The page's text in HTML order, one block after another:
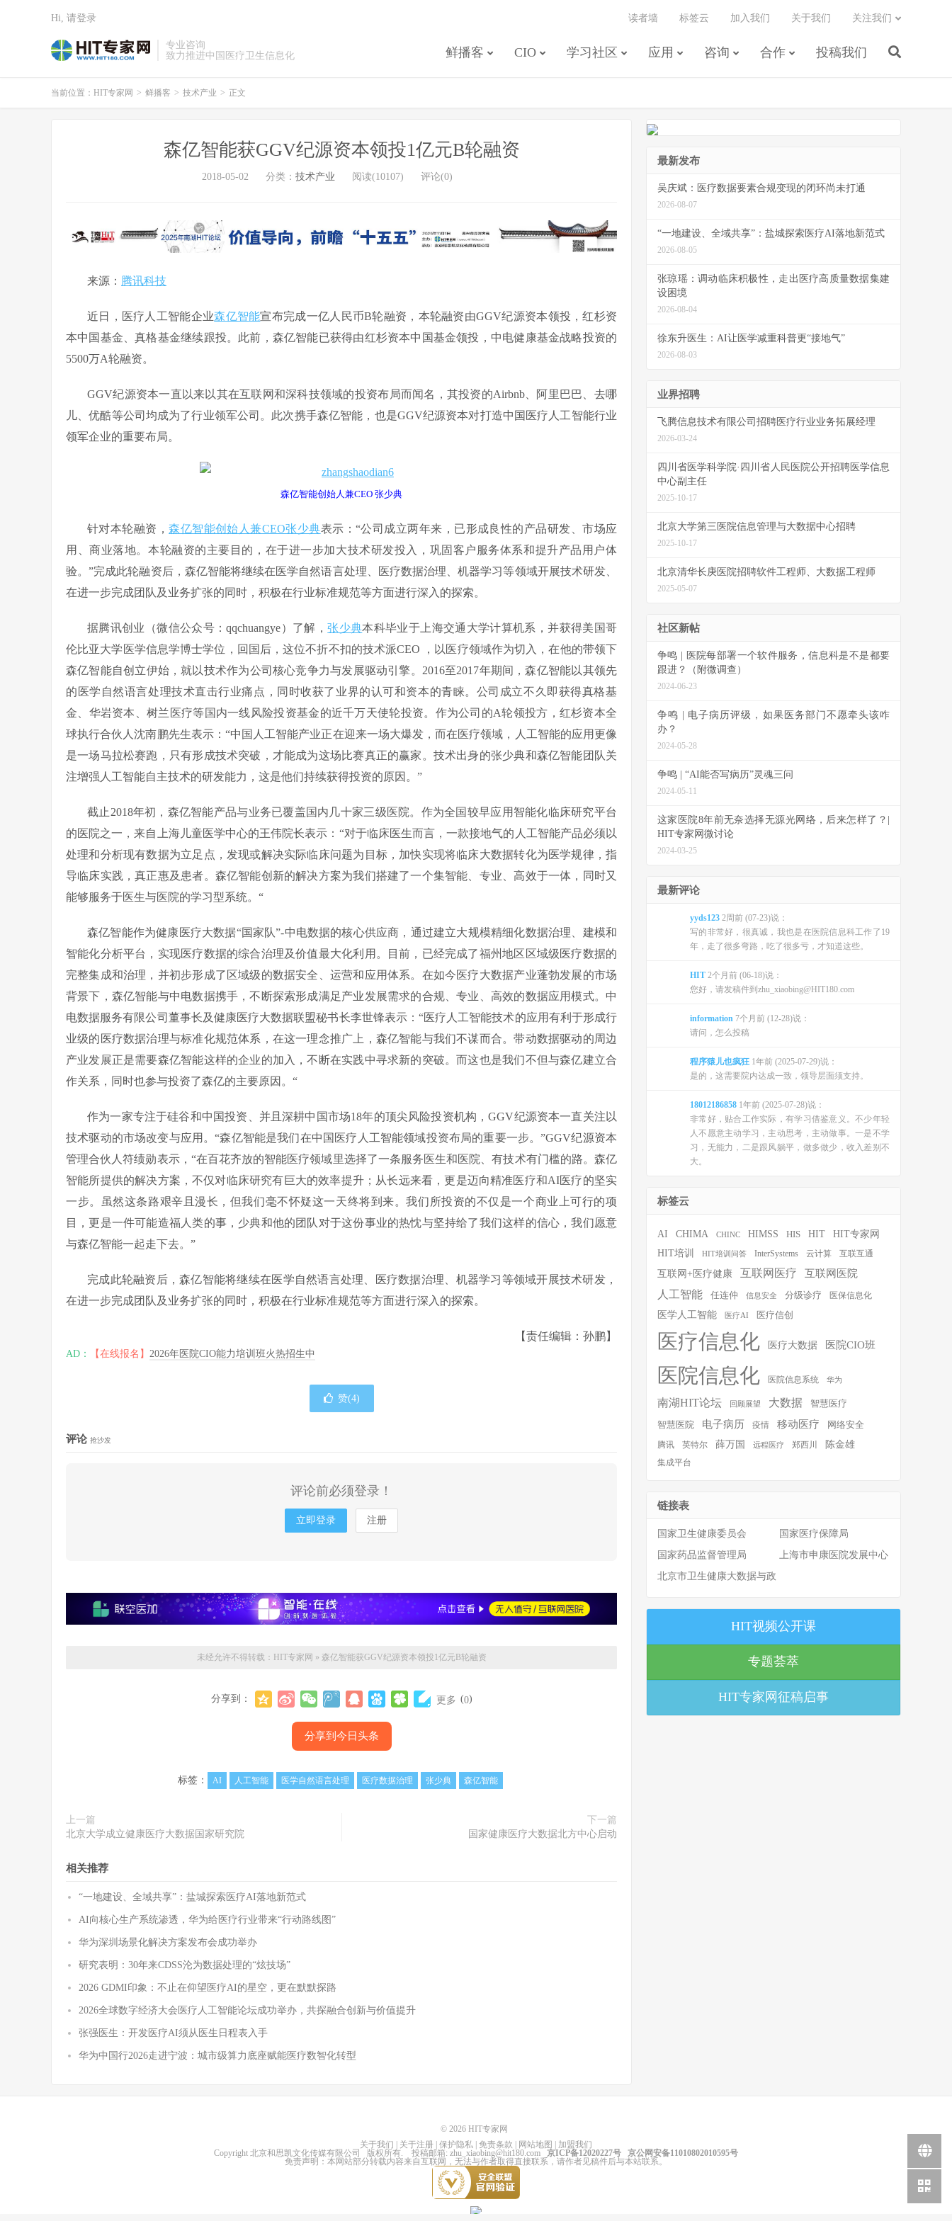
专业咨询
致力推进中国医疗卫生信息化
鲜播客 CIO 学习社区 应用 咨询 合作 投稿我们
读者墙 标签云 加入我们 关于我们 关注我们
Hi, 请登录
当前位置： HIT专家网 > 鲜播客 > 技术产业 > 正文
森亿智能获GGV纪源资本领投1亿元B轮融资
2018-05-02 分类： 技术产业 阅读(10107) 评论(0)
来源： 腾讯科技
近日，医疗人工智能企业森亿智能宣布完成一亿人民币B轮融资，本轮融资由GGV纪源资本领投，红杉资
本中国基金、真格基金继续跟投。此前，森亿智能已获得由红杉资本中国基金领投，中电健康基金战略投资的
5500万A轮融资。
GGV纪源资本一直以来以其在互联网和深科技领域的投资布局而闻名，其投资的Airbnb、阿里巴巴、去哪
儿、优酷等公司均成为了行业领军公司。此次携手森亿智能，也是GGV纪源资本对打造中国医疗人工智能行业
领军企业的重要布局。
森亿智能创始人兼CEO 张少典
针对本轮融资，森亿智能创始人兼CEO张少典表示：“公司成立两年来，已形成良性的产品研发、市场应
用、商业落地。本轮融资的主要目的，在于进一步加大技术研发投入，巩固客户服务体系和提升产品用户体
验。”完成此轮融资后，森亿智能将继续在医学自然语言处理、医疗数据治理、机器学习等领域开展技术研发、
在进一步完成团队及业务扩张的同时，积极在行业标准规范等方面进行深入的探索。
据腾讯创业（微信公众号：qqchuangye）了解，张少典本科毕业于上海交通大学计算机系，并获得美国哥
伦比亚大学医学信息学博士学位，回国后，这位不折不扣的技术派CEO ，以医疗领域作为切入，在他的带领下
森亿智能自创立伊始，就以技术作为公司核心竞争力与发展驱动引擎。2016至2017年期间，森亿智能以其领先
的医学自然语言处理技术直击行业痛点，同时收获了业界的认可和资本的青睐。公司成立不久即获得真格基
金、华岩资本、树兰医疗等国内一线风险投资基金的近千万天使轮投资。作为公司的A轮领投方，红杉资本全
球执行合伙人沈南鹏先生表示：“中国人工智能产业正在迎来一场大爆发，而在医疗领域，人工智能的应用更像
是一场马拉松赛跑，只有形成技术突破，才能成为这场比赛真正的赢家。技术出身的张少典和森亿智能团队关
注增强人工智能自主技术的研发能力，这是他们持续获得投资的原因。”
截止2018年初，森亿智能产品与业务已覆盖国内几十家三级医院。作为全国较早应用智能化临床研究平台
的医院之一，来自上海儿童医学中心的王伟院长表示：“对于临床医生而言，一款接地气的人工智能产品必须以
处理和分析现有数据为立足点，发现或解决实际临床问题为目标，加快实现将临床大数据转化为医学规律，指
导临床实践，真正惠及患者。森亿智能创新的解决方案为我们搭建了一个集智能、专业、高效于一体，同时又
能够服务于医生与医院的学习型系统。“
森亿智能作为健康医疗大数据“国家队”-中电数据的核心供应商，通过建立大规模精细化数据治理、建模和
智能化分析平台，实现医疗数据的综合治理及价值最大化利用。目前，已经完成了福州地区区域级医疗数据的
完整集成和治理，并初步形成了区域级的数据安全、运营和应用体系。在如今医疗大数据产业蓬勃发展的市场
背景下，森亿智能与中电数据携手，不断探索形成满足产业发展需求的合规、专业、高效的数据应用模式。中
电数据服务有限公司董事长及健康医疗大数据联盟秘书长李世锋表示：“医疗人工智能技术的应用有利于形成行
业级的医疗数据治理与标准化规范体系，在这一理念推广上，森亿智能与我们不谋而合。带动数据驱动的周边
产业发展正是需要森亿智能这样的企业的加入，不断在实践中寻求新的突破。而这也是我们不但与森亿建立合
作关系，同时也参与投资了森亿的主要原因。“
作为一家专注于硅谷和中国投资、并且深耕中国市场18年的顶尖风险投资机构，GGV纪源资本一直关注以
技术驱动的市场改变与应用。“森亿智能是我们在中国医疗人工智能领域投资布局的重要一步。”GGV纪源资本
管理合伙人符绩勋表示，“在百花齐放的智能医疗领域里选择了一条服务医生和医院、有技术有门槛的路。森亿
智能所提供的解决方案，不仅对临床研究有巨大的效率提升；从长远来看，更是迈向精准医疗和AI医疗的坚实
一步。虽然这条路艰辛且漫长，但我们毫不怀疑这一天终将到来。我们所投资的不仅是一个商业上可行的项
目，更是一件可能造福人类的事，少典和他的团队对于这份事业的热忱与坚持给了我们这样的信心，我们愿意
与森亿智能一起走下去。”
完成此轮融资后，森亿智能将继续在医学自然语言处理、医疗数据治理、机器学习等领域开展技术研发，
在进一步完成团队及业务扩张的同时，积极在行业标准规范等方面进行深入的探索。
【责任编辑：孙鹏】
AD： 【在线报名】 2026年医院CIO能力培训班火热招生中
赞(4)
评论 抢沙发
评论前必须登录！
立即登录 注册
未经允许不得转载： HIT专家网 » 森亿智能获GGV纪源资本领投1亿元B轮融资
分享到： 更多 (0)
分享到今日头条
标签： AI 人工智能 医学自然语言处理 医疗数据治理 张少典 森亿智能
上一篇
北京大学成立健康医疗大数据国家研究院
下一篇
国家健康医疗大数据北方中心启动
相关推荐
“一地建设、全域共享”：盐城探索医疗AI落地新范式
AI向核心生产系统渗透，华为给医疗行业带来“行动路线图”
华为深圳场景化解决方案发布会成功举办
研究表明：30年来CDSS沦为数据处理的“炫技场”
2026 GDMI印象：不止在仰望医疗AI的星空，更在默默探路
2026全球数字经济大会医疗人工智能论坛成功举办，共探融合创新与价值提升
张强医生：开发医疗AI须从医生日程表入手
华为中国行2026走进宁波：城市级算力底座赋能医疗数智化转型
最新发布
吴庆斌：医疗数据要素合规变现的闭环尚未打通
2026-08-07
“一地建设、全域共享”：盐城探索医疗AI落地新范式
2026-08-05
张琼瑶：调动临床积极性，走出医疗高质量数据集建
设困境
2026-08-04
徐东升医生：AI让医学减重科普更“接地气”
2026-08-03
业界招聘
飞腾信息技术有限公司招聘医疗行业业务拓展经理
2026-03-24
四川省医学科学院·四川省人民医院公开招聘医学信息
中心副主任
2025-10-17
北京大学第三医院信息管理与大数据中心招聘
2025-10-17
北京清华长庚医院招聘软件工程师、大数据工程师
2025-05-07
社区新帖
争鸣 | 医院每部署一个软件服务，信息科是不是都要
跟进？（附微调查）
2024-06-23
争鸣 | 电子病历评级，如果医务部门不愿牵头该咋
办？
2024-05-28
争鸣 | “AI能否写病历”灵魂三问
2024-05-11
这家医院8年前无奈选择无源光网络，后来怎样了？|
HIT专家网微讨论
2024-03-25
最新评论
yyds123 2周前 (07-23)说：
写的非常好，很真诚，我也是在医院信息科工作了19
年，走了很多弯路，吃了很多亏，才知道这些。
HIT 2个月前 (06-18)说：
您好，请发稿件到zhu_xiaobing@HIT180.com
information 7个月前 (12-28)说：
请问，怎么投稿
程序猿儿也疯狂 1年前 (2025-07-29)说：
是的，这需要院内达成一致，领导层面须支持。
18012186858 1年前 (2025-07-28)说：
非常好，贴合工作实际，有学习借鉴意义。不少年轻
人不愿意主动学习，主动思考，主动做事。一是不学
习，无能力，二是跟风躺平，做多做少，收入差别不
大。
标签云
AI CHIMA CHINC HIMSS HIS HIT HIT专家网
HIT培训 HIT培训问答 InterSystems 云计算 互联互通
互联网+医疗健康 互联网医疗 互联网医院
人工智能 任连仲 信息安全 分级诊疗 医保信息化
医学人工智能 医疗AI 医疗信创
医疗信息化 医疗大数据 医院CIO班
医院信息化 医院信息系统 华为
南湖HIT论坛 回顾展望 大数据 智慧医疗
智慧医院 电子病历 疫情 移动医疗
网络安全
腾讯
英特尔 薛万国 远程医疗 郑西川 陈金雄
集成平台
链接表
国家卫生健康委员会
国家医疗保障局
国家药品监督管理局
上海市申康医院发展中心
北京市卫生健康大数据与政
HIT视频公开课
专题荟萃
HIT专家网征稿启事
© 2026 HIT专家网
关于我们
关于注册 保护隐私 免责条款 网站地图
加盟我们
Copyright 北京和思凯文化传媒有限公司 版权所有. 投稿邮箱: zhu_xiaobing@hit180.com 京ICP备12020227号
京公网安备11010802010595号
免责声明：本网站部分转载内容来自互联网，无法与作者取得直接联系，请作者见稿件后与本站联系。